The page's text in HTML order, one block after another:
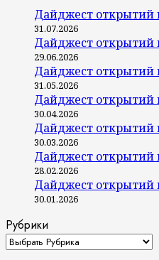
Дайджест открытий
31.07.2026
Дайджест открытий
29.06.2026
Дайджест открытий
31.05.2026
Дайджест открытий
30.04.2026
Дайджест открытий
30.03.2026
Дайджест открытий
28.02.2026
Дайджест открытий
30.01.2026
Рубрики